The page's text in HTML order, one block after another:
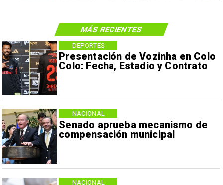
Presentación de Vozinha en Colo
Colo: Fecha, Estadio y Contrato
DEPORTES
Senado aprueba mecanismo de
compensación municipal
NACIONAL
NACIONAL
MÁS RECIENTES